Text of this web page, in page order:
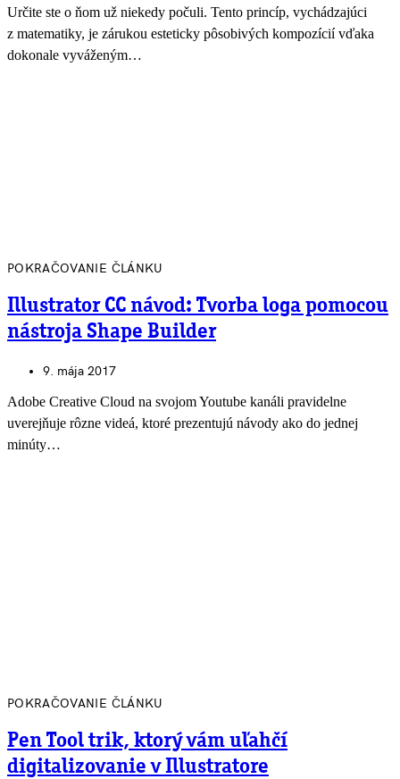
Určite ste o ňom už niekedy počuli. Tento princíp, vychádzajúci
z matematiky, je zárukou esteticky pôsobivých kompozícií vďaka
dokonale vyváženým…
POKRAČOVANIE ČLÁNKU
Illustrator CC návod: Tvorba loga pomocou
nástroja Shape Builder
9. mája 2017
Adobe Creative Cloud na svojom Youtube kanáli pravidelne
uverejňuje rôzne videá, ktoré prezentujú návody ako do jednej
minúty…
POKRAČOVANIE ČLÁNKU
Pen Tool trik, ktorý vám uľahčí
digitalizovanie v Illustratore